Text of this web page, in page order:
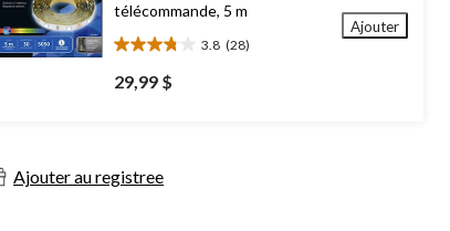
télécommande, 5 m
3.8 (28)
3.8
étoile(s)
sur
29,99 $
Ajouter
Ajouter au registree